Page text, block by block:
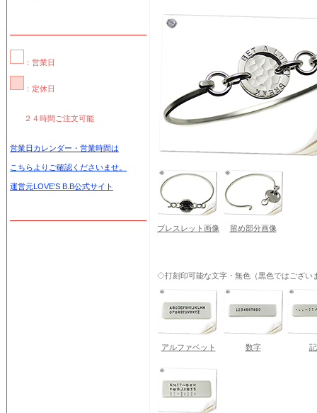
：営業日
：定休日
２４時間ご注文可能
営業日カレンダー・営業時間は
こちらよりご確認くださいませ。
運営元LOVE'S B.B公式サイト
ブレスレット画像 留め部分画像
◇打刻印可能な文字・無色（黒色ではござい
アルファベット 数字